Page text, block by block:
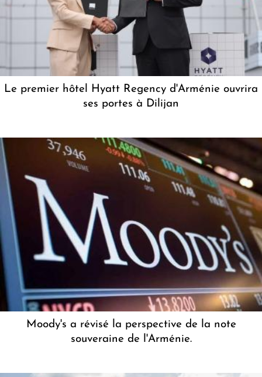
Le premier hôtel Hyatt Regency d'Arménie ouvrira
ses portes à Dilijan
Moody's a révisé la perspective de la note
souveraine de l'Arménie.